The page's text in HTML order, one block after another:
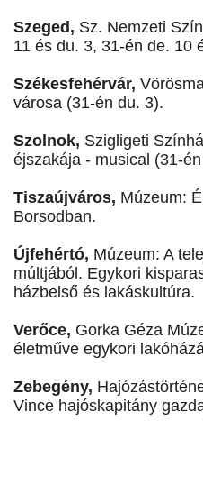
Szeged, Sz. Nemzeti
11 és du. 3, 31-én de. 10
Székesfehérvár,
városa (31-én du. 3).
Szolnok, Szigligeti
éjszakája - musical (31-
Tiszaújváros, Múzeum:
Borsodban.
Újfehértó, Múzeum: A
múltjából. Egykori
házbelső és lakáskultúra.
Verőce, Gorka Géza
életműve egykori
Zebegény,
Vince hajóskapitány